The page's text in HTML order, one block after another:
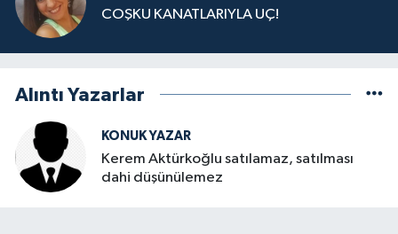
COŞKU KANATLARIYLA UÇ!
Alıntı Yazarlar
KONUK YAZAR
Kerem Aktürkoğlu satılamaz, satılması
dahi düşünülemez